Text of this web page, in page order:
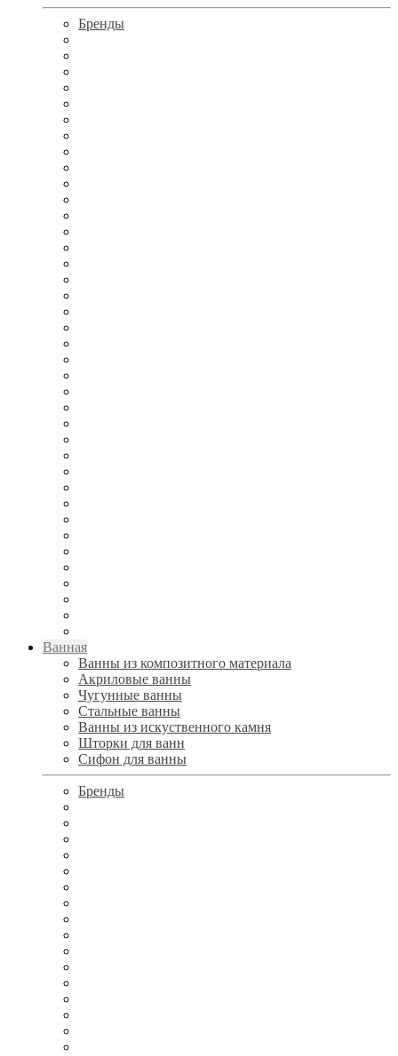
Бренды
Ванная
Ванны из композитного материала
Акриловые ванны
Чугунные ванны
Стальные ванны
Ванны из искуственного камня
Шторки для ванн
Сифон для ванны
Бренды